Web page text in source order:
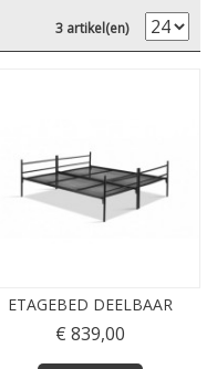
3 artikel(en)
ETAGEBED DEELBAAR
€ 839,00